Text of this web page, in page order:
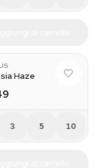
Haze
3 5 10